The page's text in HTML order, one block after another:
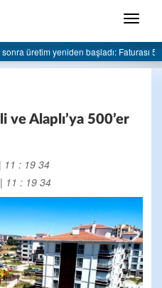
Menü
Başkanlığı’ndan belediyeye sert
ve Alaplı’ya 500’er
11 : 19 34
11 : 19 34